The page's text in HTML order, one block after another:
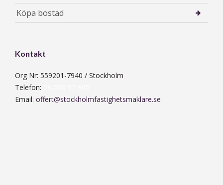
Köpa bostad
Kontakt
Org Nr: 559201-7940 / Stockholm
Telefon:
Email: offert@stockholmfastighetsmaklare.se